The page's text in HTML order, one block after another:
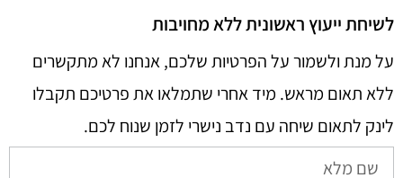
לשיחת ייעוץ ראשונית ללא מחויבות
על מנת ולשמור על הפרטיות שלכם, אנחנו לא מתקשרים
ללא תאום מראש. מיד אחרי שתמלאו את פרטיכם תקבלו
לינק לתאום שיחה עם נדב נישרי לזמן שנוח לכם.​